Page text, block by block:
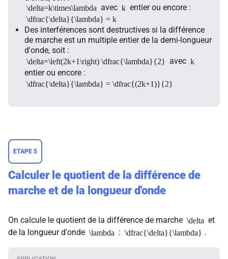
\delta=k\times\lambda avec k entier ou encore :
\dfrac{\delta}{\lambda} = k
Des interférences sont destructives si la différence
de marche est un multiple entier de la demi-longueur
d'onde, soit :
\delta=\left(2k+1\right) \dfrac{\lambda}{2} avec k
entier ou encore :
\dfrac{\delta}{\lambda} = \dfrac{(2k+1)}{2}
ETAPE 5
Calculer le quotient de la différence de
marche et de la longueur d'onde
On calcule le quotient de la différence de marche \delta et
de la longueur d'onde \lambda : \dfrac{\delta}{\lambda} .